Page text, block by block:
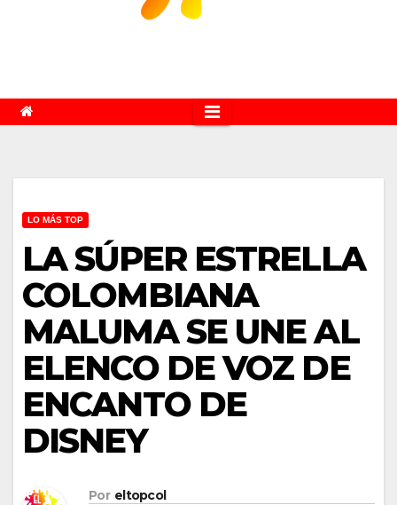
LO MÁS TOP
LA SÚPER ESTRELLA
COLOMBIANA
MALUMA SE UNE AL
ELENCO DE VOZ DE
ENCANTO DE
DISNEY
Por eltopcol